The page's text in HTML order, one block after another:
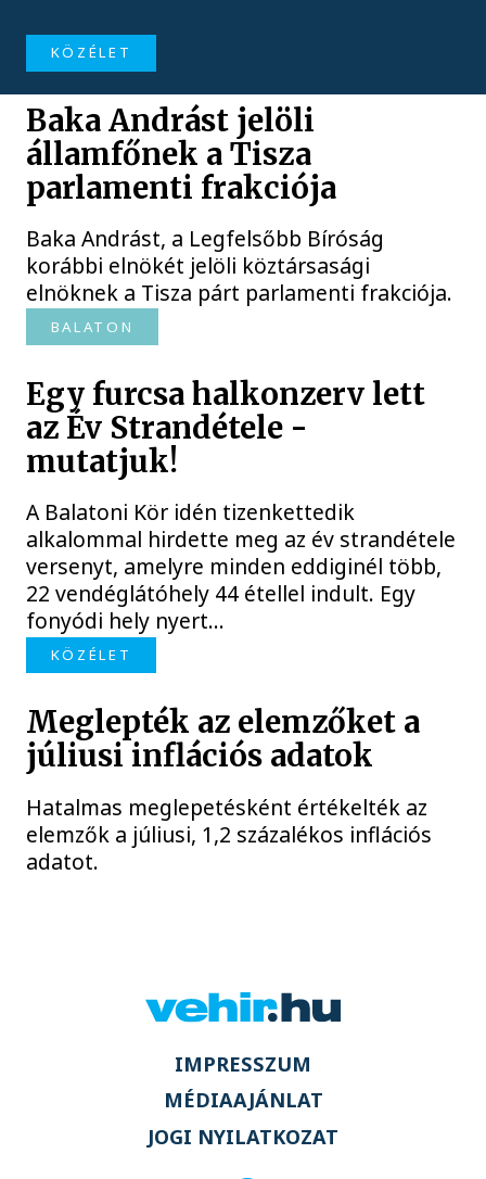
KÖZÉLET
Baka Andrást jelöli
államfőnek a Tisza
parlamenti frakciója
Baka Andrást, a Legfelsőbb Bíróság
korábbi elnökét jelöli köztársasági
elnöknek a Tisza párt parlamenti frakciója.
BALATON
Egy furcsa halkonzerv lett
az Év Strandétele -
mutatjuk!
A Balatoni Kör idén tizenkettedik
alkalommal hirdette meg az év strandétele
versenyt, amelyre minden eddiginél több,
22 vendéglátóhely 44 étellel indult. Egy
fonyódi hely nyert...
KÖZÉLET
Meglepték az elemzőket a
júliusi inflációs adatok
Hatalmas meglepetésként értékelték az
elemzők a júliusi, 1,2 százalékos inflációs
adatot.
IMPRESSZUM
MÉDIAAJÁNLAT
JOGI NYILATKOZAT